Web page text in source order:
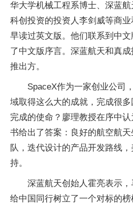
华大学机械工程系博士、深蓝
科创投资的投资人李剑威等商
早读过英文版。他们联系到中
了中文版序言。深蓝航天和真
推出方。
SpaceX作为一家创业公司
域取得这么大的成就，完成很
完成的使命？廖理教授在序中
书给出了答案：良好的航空航
队，迭代设计的产品开发路线
持。
深蓝航天创始人霍亮表示
给中国同行树立了一个对标的榜